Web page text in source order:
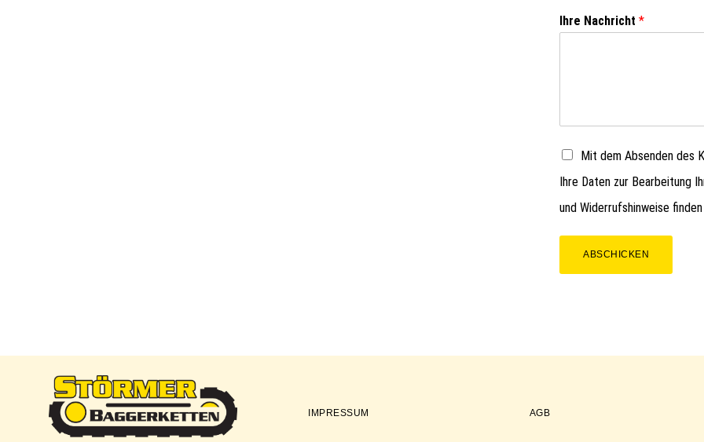
Ihre Nachricht *
Mit dem Absenden des
Ihre Daten zur Bearbeitung
und Widerrufshinweise
ABSCHICKEN
IMPRESSUM AGB